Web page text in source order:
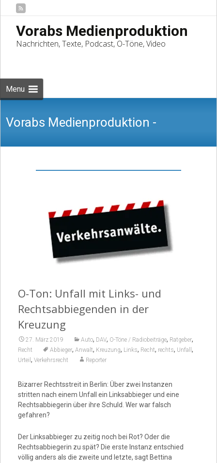
Vorabs Medienproduktion
Nachrichten, Texte, Podcast, O-Töne, Video
Menu
Vorabs Medienproduktion -
Nachrichten, Texte, Podcast, O-Töne,
O-Ton: Unfall mit Links- und
Rechtsabbiegenden in der
Kreuzung
27. März 2019 Auto, DAV, O-Töne / Radiobeiträge, Ratgeber,
Recht Abbieger, Anwalt, Kreuzung, Links, Recht, rechts, Unfall ,
Urteil , Verkehrsrecht Reporter
Bizarrer Rechtsstreit in Berlin: Über zwei Instanzen
stritten nach einem Unfall ein Linksabbieger und eine
Rechtsabbiegerin über ihre Schuld. Wer war falsch
gefahren?
Der Linksabbieger zu zeitig noch bei Rot? Oder die
Rechtsabbiegerin zu spät? Die erste Instanz entschied
völlig anders als die zweite und letzte, sagt Bettina